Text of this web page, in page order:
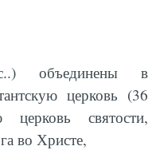
объединены в
церковь (36
церковь святости,
во Христе,